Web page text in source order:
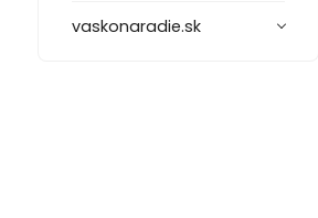
vaskonaradie.sk